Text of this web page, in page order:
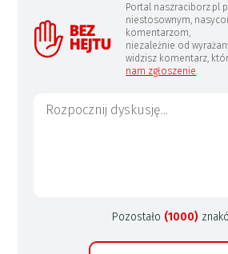
Portal naszraciborz.pl
niestosownym,
komentarzom,
niezależnie od
widzisz komentarz,
nam zgłoszenie
Pozostało (1000)